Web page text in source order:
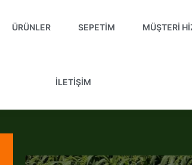
ÜRÜNLER SEPETIM MÜŞTERI
İLETIŞIM